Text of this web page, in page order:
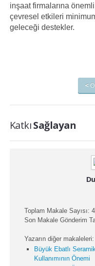
inşaat firmalarına
çevresel etkileri
geleceği destekler.
<
KatkıSağlayan
Toplam Makale Sayısı: 4
Son Makale Gönderim
Yazarın diğer makaleleri:
Büyük Ebatlı
Kullanımının Önemi